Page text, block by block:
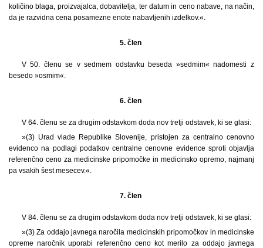
količino blaga, proizvajalca, dobavitelja, ter datum in ceno nabave, na način,
da je razvidna cena posamezne enote nabavljenih izdelkov.«.
5. člen
V 50. členu se v sedmem odstavku beseda »sedmim« nadomesti z
besedo »osmim«.
6. člen
V 64. členu se za drugim odstavkom doda nov tretji odstavek, ki se glasi:
»(3) Urad vlade Republike Slovenije, pristojen za centralno cenovno
evidenco na podlagi podatkov centralne cenovne evidence sproti objavlja
referenčno ceno za medicinske pripomočke in medicinsko opremo, najmanj
pa vsakih šest mesecev.«.
7. člen
V 84. členu se za drugim odstavkom doda nov tretji odstavek, ki se glasi:
»(3) Za oddajo javnega naročila medicinskih pripomočkov in medicinske
opreme naročnik uporabi referenčno ceno kot merilo za oddajo javnega